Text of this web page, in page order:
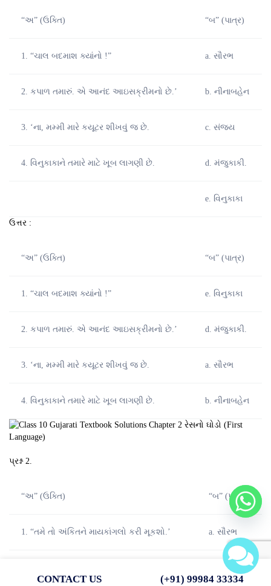
“અ” (ઉક્તિ) “બ” (પાત્ર)
1. “ચાલ બદમાશ ક્યાંનો !” a. સૌરભ
2. કપાળ તમારું. એ આનંદ આઇસક્રીમનો છે.’ b. નીનાબહેન
3. ‘ના, મમ્મી મારે કયૂટર શીખવું જ છે. c. સંજય
4. વિનુકાકાને તમારે માટે ખૂબ લાગણી છે. d. મંજુકાકી.
e. વિનુકાકા
ઉત્તર :
“અ” (ઉક્તિ) “બ” (પાત્ર)
1. “ચાલ બદમાશ ક્યાંનો !” e. વિનુકાકા
2. કપાળ તમારું. એ આનંદ આઇસક્રીમનો છે.’ d. મંજુકાકી.
3. ‘ના, મમ્મી મારે કયૂટર શીખવું જ છે. a. સૌરભ
4. વિનુકાકાને તમારે માટે ખૂબ લાગણી છે. b. નીનાબહેન
પ્રશ્ન 2.
“અ” (ઉક્તિ) “બ” (પાત્ર)
1. “તમે તો અંકિતને માયકાંગલો કરી મૂકશો.’ a. સૌરભ
b. અંકિત
CONTACT US (+91) 99984 33334